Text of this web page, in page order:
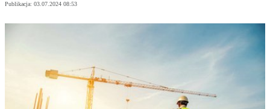
Publikacja: 03.07.2024 08:53